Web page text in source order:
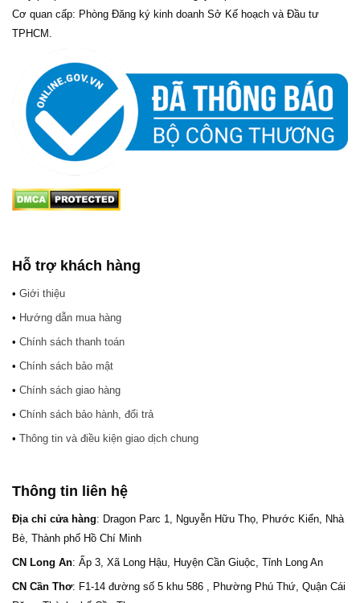
Cơ quan cấp: Phòng Đăng ký kinh doanh Sở Kế hoạch và Đầu tư
TPHCM.
Hỗ trợ khách hàng
• Giới thiệu
• Hướng dẫn mua hàng
• Chính sách thanh toán
• Chính sách bảo mật
• Chính sách giao hàng
• Chính sách bảo hành, đổi trả
• Thông tin và điều kiện giao dịch chung
Thông tin liên hệ
Địa chỉ cửa hàng: Dragon Parc 1, Nguyễn Hữu Thọ, Phước Kiển, Nhà
Bè, Thành phố Hồ Chí Minh
CN Long An: Ấp 3, Xã Long Hậu, Huyện Cần Giuộc, Tỉnh Long An
CN Cần Thơ: F1-14 đường số 5 khu 586 , Phường Phú Thứ, Quận Cái